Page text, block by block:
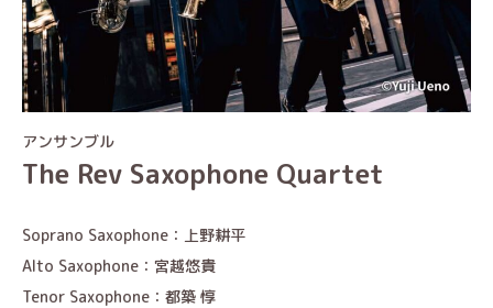
The Rev Saxophone Quartet
アンサンブル
Soprano Saxophone：上野耕平
Alto Saxophone：宮越悠貴
Tenor Saxophone：都築 惇